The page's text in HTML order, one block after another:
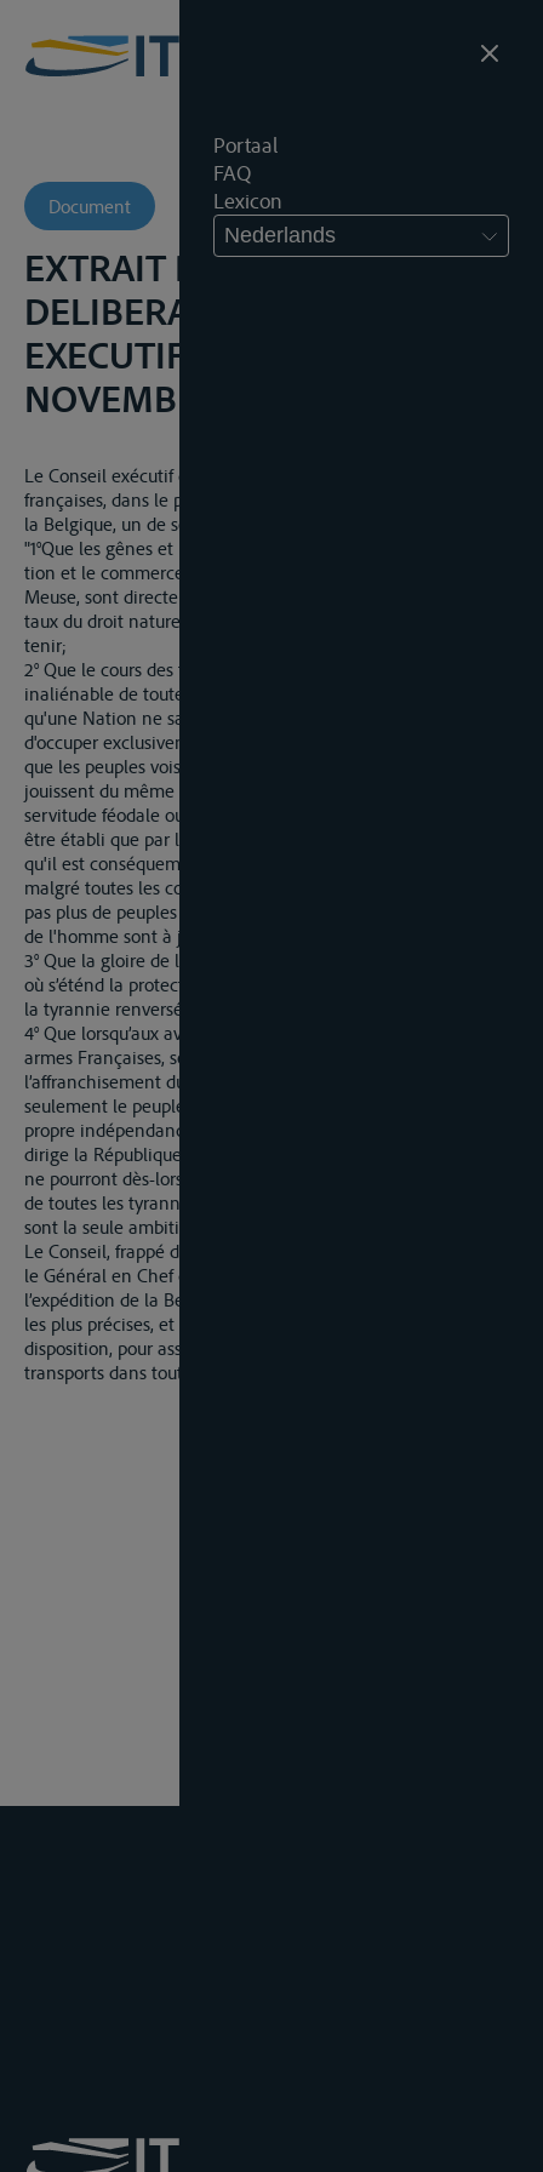
Portaal
FAQ
Lexicon
Nederlands
Document
EXTRAIT DES REGISTRES DES
DELIBERATIONS DU CONSEIL
EXECUTIF PROVISOIRE, 16
NOVEMBRE 1792
Le Conseil exécutif délibérant sur la conduit
françaises, dans le pays qu’elles occupent spécialement dans
la Belgique, un de ses membres a observé:
"1°Que les gênes et les entraves que jusqu'à présent la naviga­
tion et le commerce ont souffertes, tant sur l'Escaut que sur la
Meuse, sont directement contrai­res aux principes fondamen­
taux du droit naturel que tous les Français ont juré de main­
tenir;
2° Que le cours des fleuves est la prop­riété commu­ne et
inaliénable de toutes les contrées arrosées par les eaux;
qu'une Nation ne saurait sans injustice préten­dre au droit
d'occuper exclusive­ment le canal d'une rivière et d'em­pêcher
que les peuples voisins qui bordent les rivages supé­rieurs, ne
jouissent du même avantage; qu'un tel droit est un reste de
servitude féodale ou du moins un monopole odieux qui n'a pu
être établi que par la force, ni consenti que par l'impuissan­ce;
qu'il est conséquemment révocable dans tous les moments et
malgré toutes les conventions, parce que la nature ne connaït
pas plus de peuples que d'individus privilégiés et que les droits
de l'homme sont à jamais imprescrip­tibles;
3° Que la gloire de la République Française veut que partout
où s’éténd la protection des armes, la Liberté soit rétablie, et
la tyrannie renversée.
4° Que lorsqu’aux avantages, procurés au peuple Belge par les
armes Françaises, se joindra la navigation libre des fleuves, et
l’affranchisement du commerce de ces Provinces, non
seulement le peuple n’aura plus lieu de craindre pour sa
propre indépendance, ni de douter du désintéresse-ment qui
dirige la République; mais même que les Nations de l’Europe
ne pourront dès-lors refuser de reconnaître, que la déstruction
de toutes les tyrannies et le triomphe des droits de l’homme
sont la seule ambition du peuple Français.
Le Conseil, frappé de ses puissantes considérations, arrête, que
le Général en Chef commandant les armées Françaises dans
l’expédition de la Belgique, sera tenu de prendre les mesures
les plus précises, et d’employer tous les moyens qui sont à la
disposition, pour assurer la liberté de leur navigation et des
transports dans tout le cours de l’Escaut et la Meuse.